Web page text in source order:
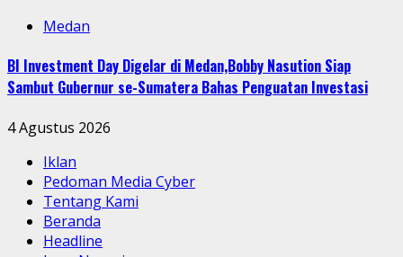
Medan
BI Investment Day Digelar di Medan,Bobby Nasution Siap
Sambut Gubernur se-Sumatera Bahas Penguatan Investasi
4 Agustus 2026
Iklan
Pedoman Media Cyber
Tentang Kami
Beranda
Headline